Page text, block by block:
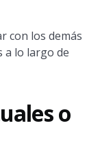
con los demás
a lo largo de
o